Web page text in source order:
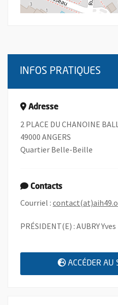
INFOS PRATIQUES
Adresse
2 PLACE DU CHANOINE
49000 ANGERS
Quartier Belle-Beille
Contacts
Courriel :
PRÉSIDENT(E) : AUBRY Yves
ACCÉDER AU